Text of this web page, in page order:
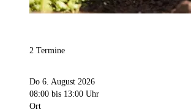
2 Termine
Do 6. August 2026
08:00 bis 13:00 Uhr
Ort